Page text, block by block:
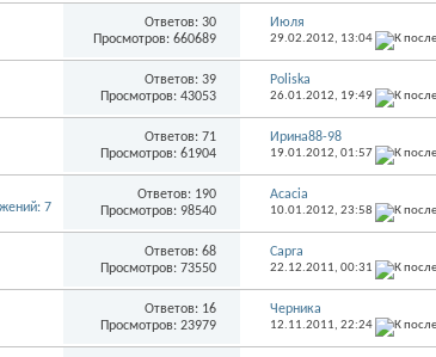
Ответов: 30
Просмотров: 660689
Июля
29.02.2012, 13:04
Ответов: 39
Просмотров: 43053
Poliska
26.01.2012, 19:49
Ответов: 71
Просмотров: 61904
Ирина88-98
19.01.2012, 01:57
Ответов: 190
Просмотров: 98540
Acacia
10.01.2012, 23:58
Ответов: 68
Просмотров: 73550
Capra
22.12.2011, 00:31
Ответов: 16
Просмотров: 23979
Черника
12.11.2011, 22:24